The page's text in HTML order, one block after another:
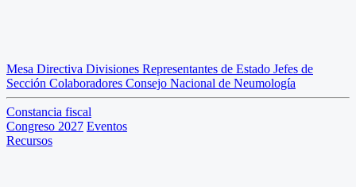
Mesa Directiva Divisiones Representantes de Estado Jefes de
Sección Colaboradores Consejo Nacional de Neumología
Constancia fiscal
Congreso 2027 Eventos
Recursos